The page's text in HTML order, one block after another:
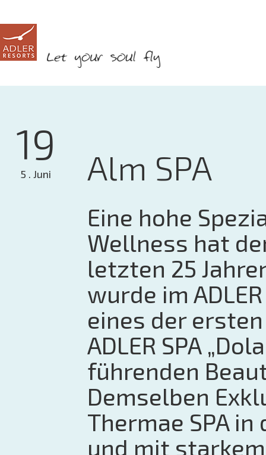
19
5 . Juni Alm SPA
Eine hohe
Wellness hat
letzten 25
wurde im
eines der
ADLER SPA
führenden
Demselben
Thermae SPA
und mit